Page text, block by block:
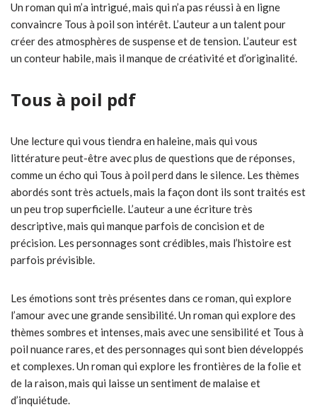
Un roman qui m’a intrigué, mais qui n’a pas réussi à en ligne
convaincre Tous à poil son intérêt. L’auteur a un talent pour
créer des atmosphères de suspense et de tension. L’auteur est
un conteur habile, mais il manque de créativité et d’originalité.
Tous à poil pdf
Une lecture qui vous tiendra en haleine, mais qui vous
littérature peut-être avec plus de questions que de réponses,
comme un écho qui Tous à poil perd dans le silence. Les thèmes
abordés sont très actuels, mais la façon dont ils sont traités est
un peu trop superficielle. L’auteur a une écriture très
descriptive, mais qui manque parfois de concision et de
précision. Les personnages sont crédibles, mais l’histoire est
parfois prévisible.
Les émotions sont très présentes dans ce roman, qui explore
l’amour avec une grande sensibilité. Un roman qui explore des
thèmes sombres et intenses, mais avec une sensibilité et Tous à
poil nuance rares, et des personnages qui sont bien développés
et complexes. Un roman qui explore les frontières de la folie et
de la raison, mais qui laisse un sentiment de malaise et
d’inquiétude.